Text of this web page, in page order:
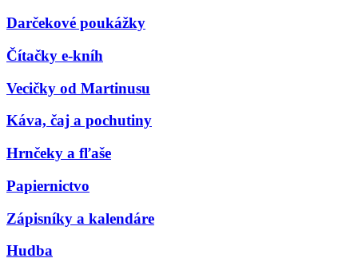
Darčekové poukážky
Čítačky e-kníh
Vecičky od Martinusu
Káva, čaj a pochutiny
Hrnčeky a fľaše
Papiernictvo
Zápisníky a kalendáre
Hudba